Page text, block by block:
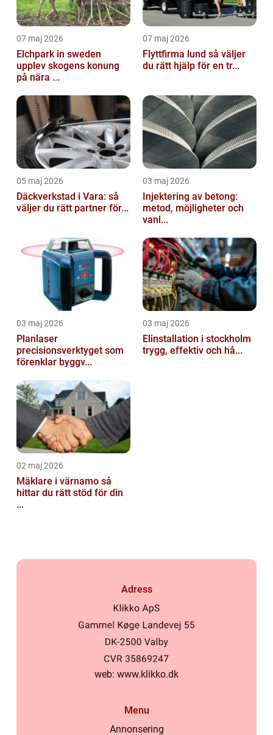
07 maj 2026
Elchpark in sweden
upplev skogens konung
på nära ...
07 maj 2026
Flyttfirma lund så väljer
du rätt hjälp för en tr...
05 maj 2026
Däckverkstad i Vara: så
väljer du rätt partner för...
03 maj 2026
Injektering av betong:
metod, möjligheter och
vanl...
03 maj 2026
Planlaser
precisionsverktyget som
förenklar byggv...
03 maj 2026
Elinstallation i stockholm
trygg, effektiv och hå...
02 maj 2026
Mäklare i värnamo så
hittar du rätt stöd för din
...
Adress
web: www.klikko.dk
Menu
Annonsering